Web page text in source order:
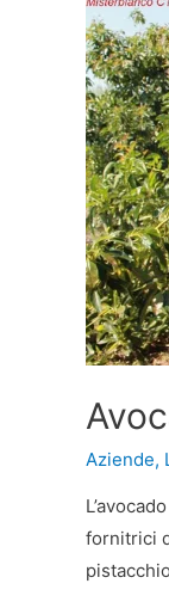
Aziende,
fornitrici